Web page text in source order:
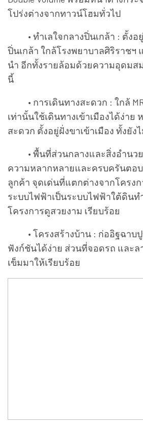
โปร่งต่างจากทาวน์โฮมทั่วไป
• ทำเลใจกลางปิ่นเกล้า : ตั้งอ
ปิ่นเกล้า ใกล้โรงพยาบาลศิริราชฯ
นำ อีกทั้งรายล้อมด้วยความอุดม
นี้
• การเดินทางสะดวก : ใกล้
เท่านั้นใช้เดินทางเข้าเมืองได้ง่าย
สะดวก ตั้งอยู่ฝั่งขาเข้าเมือง ทั้งยัง
• พื้นที่ส่วนกลางและสิ่งอำนวย
ความหลากหลายและครบครันตอ
ลูกค้า จุดเด่นที่แตกต่างจากโครงก
ระบบไฟฟ้าเป็นระบบไฟฟ้าใต้ดินท
โครงการดูสวยงาม เรียบร้อย
• โครงสร้างบ้าน : ก่ออิฐฉาบปู
ฟังก์ชันได้ง่าย ส่วนที่จอดรถ และล
เข็มมาให้เรียบร้อย